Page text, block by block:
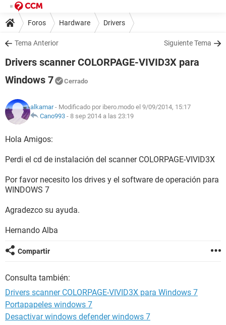
Foros Hardware Drivers
Tema Anterior Siguiente Tema
Drivers scanner COLORPAGE-VIVID3X para
Windows 7
Cerrado
alkamar- Modificado por ibero.modo el 9/09/2014, 15:17
Cano993 - 8 sep 2014 a las 23:19
Hola Amigos:
Perdi el cd de instalación del scanner COLORPAGE-VIVID3X
Por favor necesito los drives y el software de operación para
WINDOWS 7
Agradezco su ayuda.
Hernando Alba
Compartir
Consulta también:
Drivers scanner COLORPAGE-VIVID3X para Windows 7
Portapapeles windows 7
Desactivar windows defender windows 7